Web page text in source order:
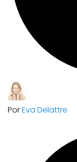
PorEva Delattre